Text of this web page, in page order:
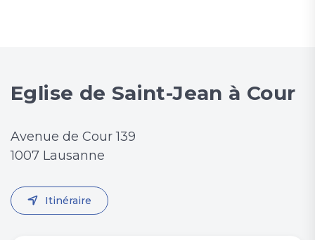
Eglise de Saint-Jean à Cour
Avenue de Cour 139
1007 Lausanne
Itinéraire